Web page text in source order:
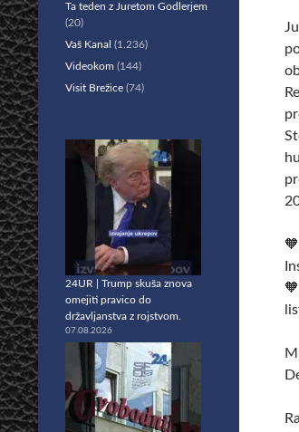
Ta teden z Juretom Godlerjem
(20)
Vaš Kanal (1.236)
Videokom (144)
Visit Brežice (74)
24UR | Trump skuša znova
omejiti pravico do
državljanstva z rojstvom.
07.08.2026